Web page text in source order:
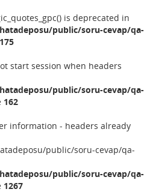
is deprecated in
public/soru-cevap/qa-
start session when headers
public/soru-cevap/qa-
162
information - headers already
public/soru-cevap/qa-
public/soru-cevap/qa-
1267